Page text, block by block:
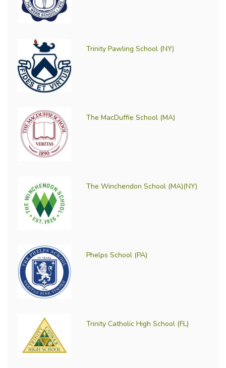
Trinity Pawling School (NY)
The MacDuffie School (MA)
The Winchendon School (MA)(NY)
Phelps School (PA)
Trinity Catholic High School (FL)